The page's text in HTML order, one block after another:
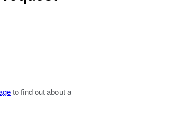
to find out about a